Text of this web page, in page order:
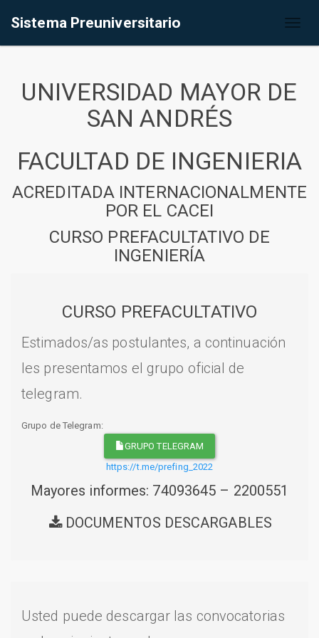
Sistema Preuniversitario
UNIVERSIDAD MAYOR DE
SAN ANDRÉS
FACULTAD DE INGENIERIA
ACREDITADA INTERNACIONALMENTE
POR EL CACEI
CURSO PREFACULTATIVO DE
INGENIERÍA
CURSO PREFACULTATIVO
Estimados/as postulantes, a continuación
les presentamos el grupo oficial de
telegram.
Grupo de Telegram:
GRUPO TELEGRAM
https://t.me/prefing_2022
Mayores informes: 74093645 – 2200551
DOCUMENTOS DESCARGABLES
Usted puede descargar las convocatorias